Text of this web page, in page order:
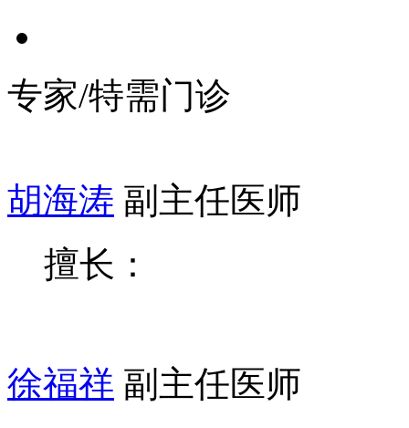
专家/特需门诊
胡海涛 副主任医师
擅长：
徐福祥 副主任医师